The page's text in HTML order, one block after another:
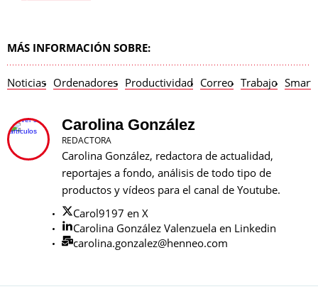
MÁS INFORMACIÓN SOBRE:
Noticias Ordenadores Productividad Correo Trabajo
Carolina González
REDACTORA
Carolina González, redactora de actualidad,
reportajes a fondo, análisis de todo tipo de
productos y vídeos para el canal de Youtube.
Carol9197 en X
Carolina González Valenzuela en Linkedin
carolina.gonzalez@henneo.com